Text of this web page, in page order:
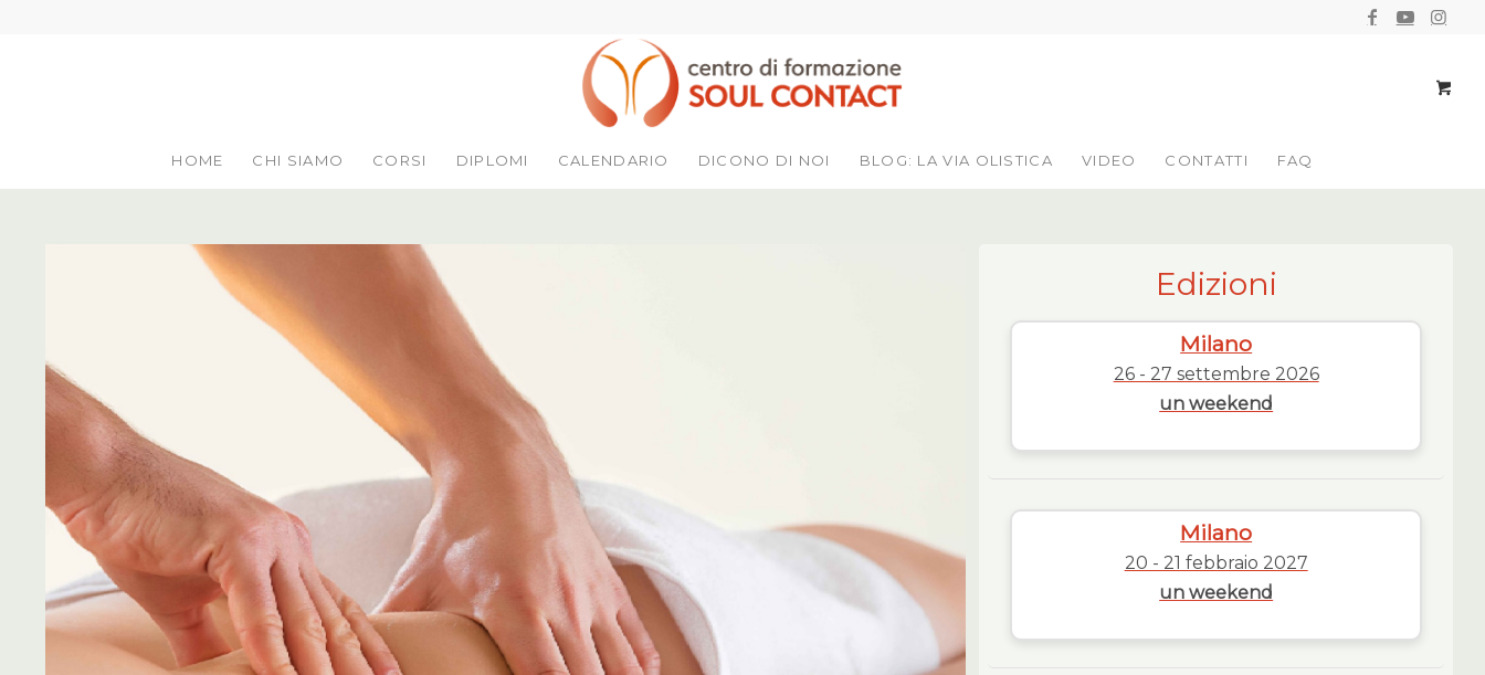
HOME CHI SIAMO CORSI DIPLOMI CALENDARIO DICONO DI NOI BLOG: LA VIA OLISTICA VIDEO CONTATTI FAQ
Edizioni
Milano
26 - 27 settembre 2026
un weekend
Milano
20 - 21 febbraio 2027
un weekend